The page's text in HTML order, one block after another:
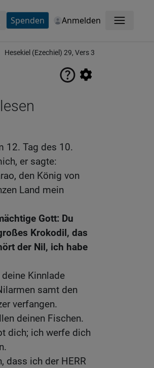
Spenden Anmelden Menü
Hesekiel (Ezechiel) 29, Vers 3
12. Tag des 10.
er sagte:
den König von
Land mein
Gott: Du
Krokodil, das
der Nil, ich habe
Kinnlade
samt den
verfangen.
deinen Fischen.
dich; ich werfe dich
dass ich der HERR